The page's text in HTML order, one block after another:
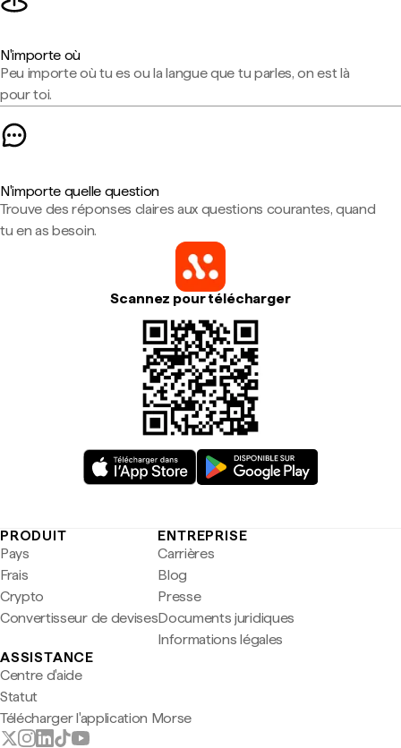
N'importe où
Peu importe où tu es ou la langue que tu parles, on est là
pour toi.
N'importe quelle question
Trouve des réponses claires aux questions courantes, quand
tu en as besoin.
Scannez pour télécharger
PRODUIT
Pays
Frais
Crypto
Convertisseur de devises
ENTREPRISE
Carrières
Blog
Presse
Documents juridiques
Informations légales
ASSISTANCE
Centre d'aide
Statut
Télécharger l'application Morse